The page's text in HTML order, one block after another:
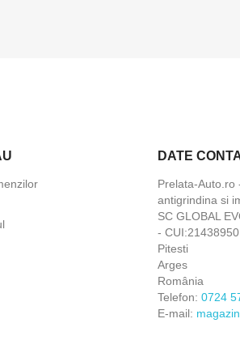
DATE
Prelata-Auto.ro
antigrindina si
SC GLOBAL
-
Pitesti
Arges
România
Telefon: 0724
E-mail: